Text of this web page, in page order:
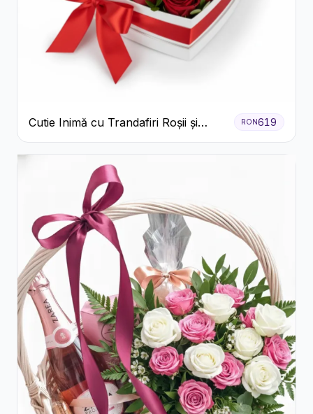
Cutie Inimă cu Trandafiri Roșii și
Bomboane Raffaello
RON619